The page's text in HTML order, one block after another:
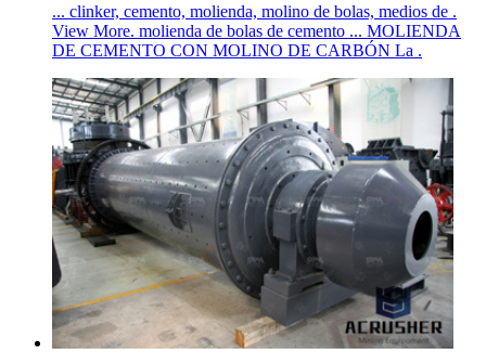
... clinker, cemento, molienda, molino de bolas, medios de .
View More. molienda de bolas de cemento ... MOLIENDA
DE CEMENTO CON MOLINO DE CARBÓN La .